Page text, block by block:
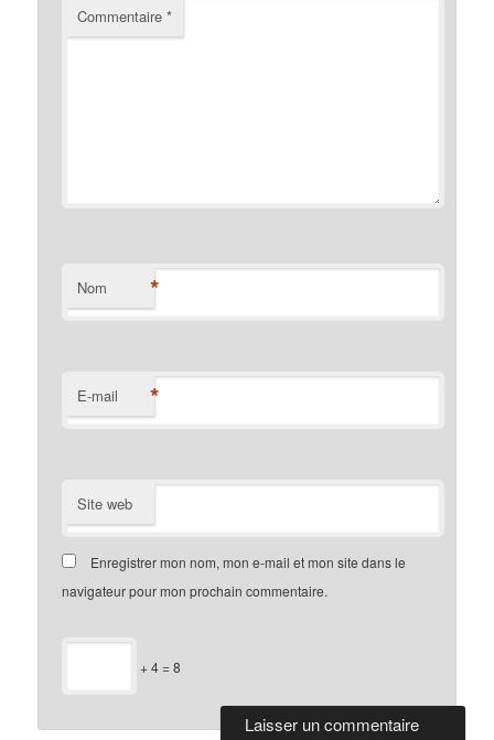
Commentaire*
Nom *
E-mail *
Site web
Enregistrer mon nom, mon e-mail et mon site dans le
navigateur pour mon prochain commentaire.
+ 4 = 8